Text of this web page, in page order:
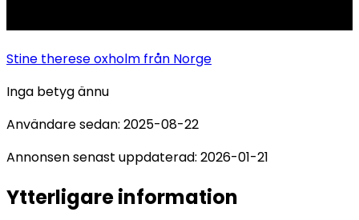
Stine therese oxholm från Norge
Inga betyg ännu
Användare sedan: 2025-08-22
Annonsen senast uppdaterad: 2026-01-21
Ytterligare information